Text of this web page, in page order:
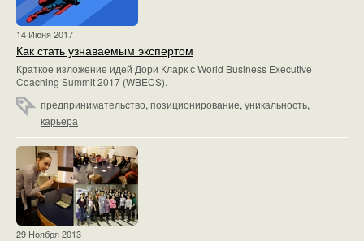
14 Июня 2017
Как стать узнаваемым экспертом
Краткое изложение идей Дори Кларк с World Business Executive
Coaching Summit 2017 (WBECS).
предпринимательство, позиционирование, уникальность,
карьера
29 Ноября 2013